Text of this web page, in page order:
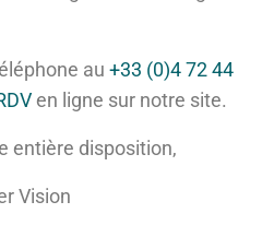
au +33 (0)4 72 44
en ligne sur notre site.
entière disposition,
Vision